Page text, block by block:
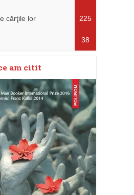
cărţile lor 225
38
am citit